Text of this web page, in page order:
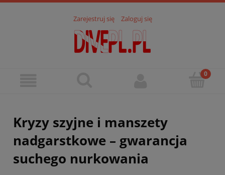
Zarejestruj się Zaloguj się
Kryzy szyjne i manszety
nadgarstkowe – gwarancja
suchego nurkowania